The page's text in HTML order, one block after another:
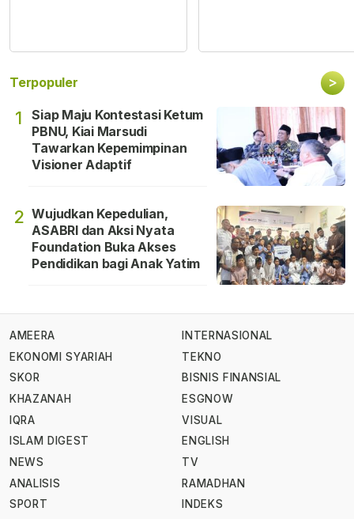
Terpopuler >
1
Siap Maju Kontestasi Ketum
PBNU, Kiai Marsudi
Tawarkan Kepemimpinan
Visioner Adaptif
2 Wujudkan Kepedulian,
ASABRI dan Aksi Nyata
Foundation Buka Akses
Pendidikan bagi Anak Yatim
AMEERA
EKONOMI SYARIAH
SKOR
KHAZANAH
IQRA
ISLAM DIGEST
NEWS
ANALISIS
SPORT
INTERNASIONAL
TEKNO
BISNIS FINANSIAL
ESGNOW
VISUAL
ENGLISH
TV
RAMADHAN
INDEKS